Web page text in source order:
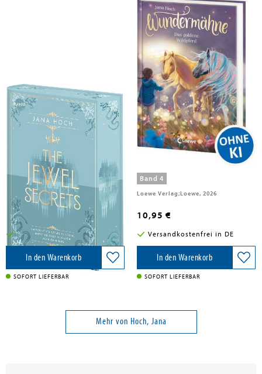
The Jewel Secrets (2). Um das
letzte Rätsel zu lösen, musst du
alles riskieren - auch dein Herz
Arena Verlag GmbH, 2026
22,00 €
Versandkostenfrei in DE
In den Warenkorb
SOFORT LIEFERBAR
Hoch, Jana
Wundermähne (Band 4) - Das
Band 4
Loewe Verlag;Loewe, 2026
10,95 €
Versandkostenfrei in DE
In den Warenkorb
SOFORT LIEFERBAR
Mehr von Hoch, Jana